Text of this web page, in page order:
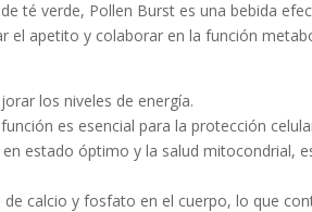
té verde, Pollen Burst es una bebida
el apetito y colaborar en la función
los niveles de energía.
es esencial para la protección
estado óptimo y la salud mitocondrial,
de calcio y fosfato en el cuerpo, lo que